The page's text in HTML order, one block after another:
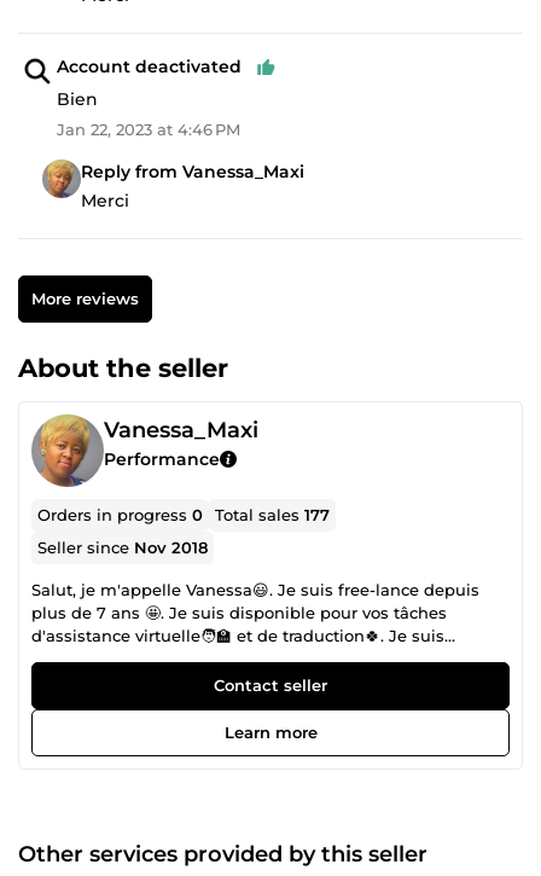
Account deactivated
Bien
Jan 22, 2023 at 4:46 PM
Reply from Vanessa_Maxi
Merci
More reviews
About the seller
Vanessa_Maxi
Performance
Orders in progress0 Total sales177
Seller since Nov 2018
Salut, je m'appelle Vanessa😃. Je suis free-lance depuis
plus de 7 ans 🤩. Je suis disponible pour vos tâches
d'assistance virtuelle🧑‍🏫 et de traduction🍀. Je suis
également polyvalente, n'hésitez pas à me contacter et me
faire part de vos besoin 😎.Contact seller
Learn more
Other services provided by this seller